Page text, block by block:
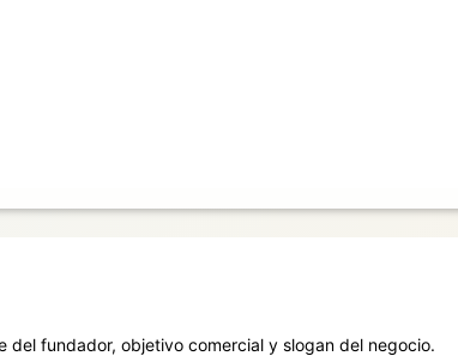
fundador, objetivo comercial y slogan del negocio.